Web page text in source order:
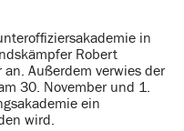
in
Robert
Außerdem verwies der
30. November und 1.
ein
wird.